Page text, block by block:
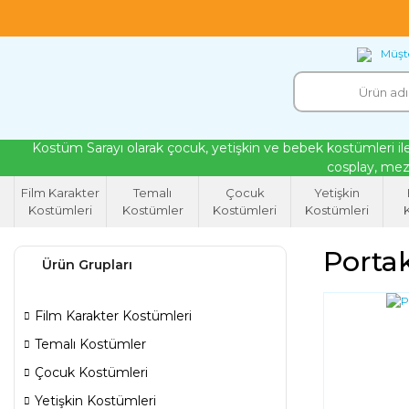
Kostüm Sarayı olarak çocuk, yetişkin ve bebek kostümleri
cosplay,
Film Karakter
Kostümleri
Temalı
Kostümler
Çocuk
Kostümleri
Yetişkin
Kostümleri
Ürün Grupları
Film Karakter Kostümleri
Temalı Kostümler
Çocuk Kostümleri
Yetişkin Kostümleri